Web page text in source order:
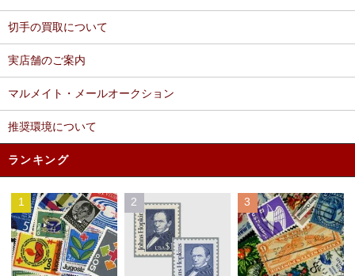
切手の買取について
実店舗のご案内
マルメイト・メールオークション
推奨環境について
ランキング
1 2 3